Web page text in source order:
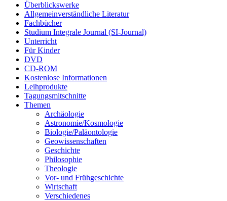
Überblickswerke
Allgemeinverständliche Literatur
Fachbücher
Studium Integrale Journal (SI-Journal)
Unterricht
Für Kinder
DVD
CD-ROM
Kostenlose Informationen
Leihprodukte
Tagungsmitschnitte
Themen
Archäologie
Astronomie/Kosmologie
Biologie/Paläontologie
Geowissenschaften
Geschichte
Philosophie
Theologie
Vor- und Frühgeschichte
Wirtschaft
Verschiedenes